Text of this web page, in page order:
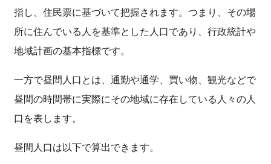
指し、住民票に基づいて把握されます。つまり、その場
所に住んでいる人を基準とした人口であり、行政統計や
地域計画の基本指標です。
一方で昼間人口とは、通勤や通学、買い物、観光などで
昼間の時間帯に実際にその地域に存在している人々の人
口を表します。
昼間人口は以下で算出できます。